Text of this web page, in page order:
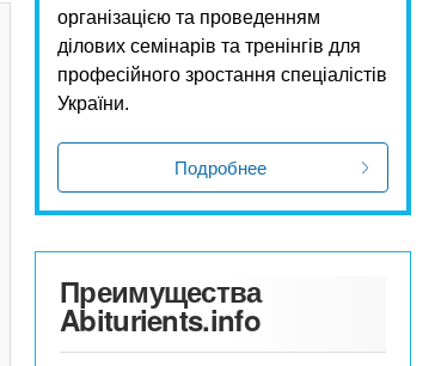
організацією та проведенням
ділових семінарів та тренінгів для
професійного зростання спеціалістів
України.
Подробнее
Преимущества
Abiturients.info